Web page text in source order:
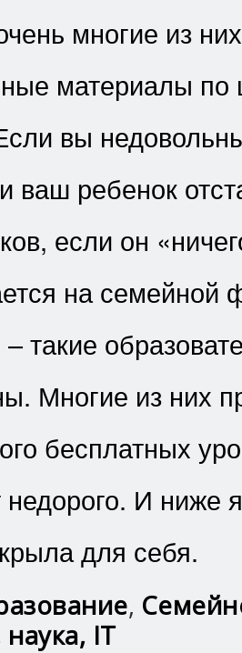
многие из
материалы по
вы
ваш ребенок
если он
на семейной
такие
Многие из них
бесплатных
недорого. И ниже
для себя.
,
IT